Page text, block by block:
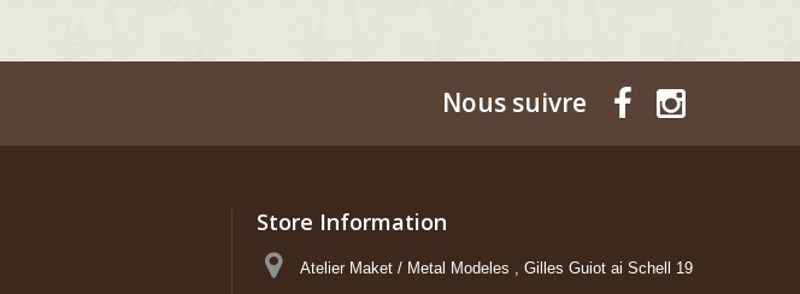
Nous suivre
Store Information
Atelier Maket / Metal Modeles , Gilles Guiot ai Schell 19